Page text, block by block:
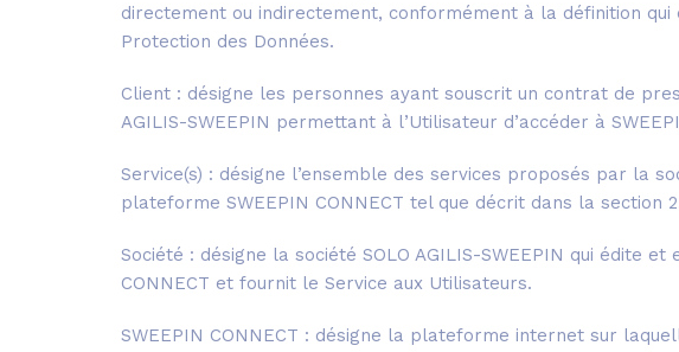
directement ou indirectement, conformément à la définition
Protection des Données.
Client : désigne les personnes ayant souscrit un contrat de
AGILIS-SWEEPIN permettant à l’Utilisateur d’accéder à
Service(s) : désigne l’ensemble des services proposés par la
plateforme SWEEPIN CONNECT tel que décrit dans la section
Société : désigne la société SOLO AGILIS-SWEEPIN qui édite
CONNECT et fournit le Service aux Utilisateurs.
SWEEPIN CONNECT : désigne la plateforme internet sur